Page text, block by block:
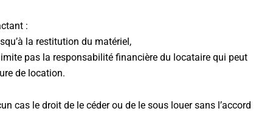
:
la restitution du matériel,
pas la responsabilité financière du locataire qui peut
de location.
cas le droit de le céder ou de le sous louer sans l’accord